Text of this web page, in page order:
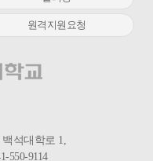
원격지원요청
석대학로 1,
550-9114